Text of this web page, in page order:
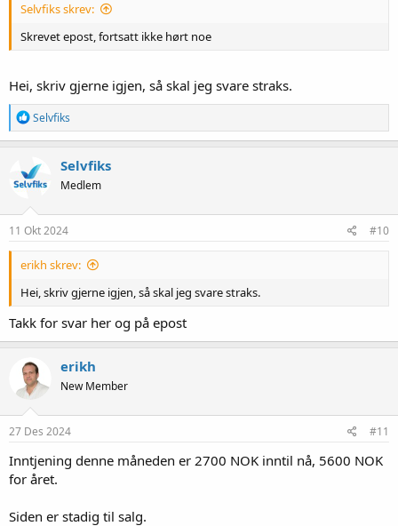
Selvfiks skrev:
Skrevet epost, fortsatt ikke hørt noe
Hei, skriv gjerne igjen, så skal jeg svare straks.
R
e
a
s
j
n
e
:
Selvfiks
Selvfiks
Medlem
11 Okt 2024 #10
erikh skrev:
Hei, skriv gjerne igjen, så skal jeg svare straks.
Takk for svar her og på epost
erikh
New Member
27 Des 2024 #11
Inntjening denne måneden er 2700 NOK inntil nå, 5600 NOK
for året.
Siden er stadig til salg.